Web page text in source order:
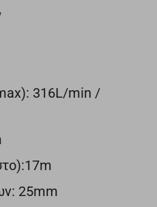
316L/min /
25mm